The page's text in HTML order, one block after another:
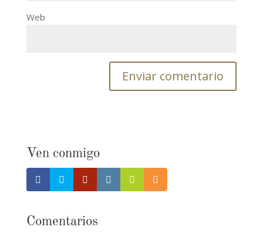
Web
Ven conmigo
Comentarios